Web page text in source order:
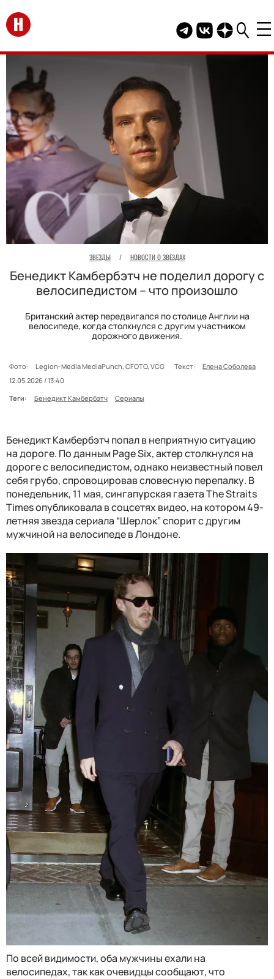
Перейти на главную
Telegram канал
Группа HELLO
Канал
ЗВЕЗДЫ / НОВОСТИ О ЗВЕЗДАХ
Бенедикт Камбербэтч не поделил дорогу с
велосипедистом – что произошло
Британский актер передвигался по столице Англии на
велосипеде, когда столкнулся с другим участником
дорожного движения.
Фото: Legion-Media MediaPunch, CFOTO, VCG Текст:
Елена Соболева
12.05.2026 / 13:40
Теги:
Бенедикт Камбербэтч Сериалы
Бенедикт Камбербэтч попал в неприятную ситуацию
на дороге. По данным Page Six, актер столкнулся на
дороге с велосипедистом, однако неизвестный повел
себя грубо, спровоцировав словесную перепалку. В
понедельник, 11 мая, сингапурская газета The Straits
Times опубликовала в соцсетях видео, на котором 49-
летняя звезда сериала “Шерлок” спорит с другим
мужчиной на велосипеде в Лондоне.
По всей видимости, оба мужчины ехали на
велосипедах, так как очевидцы сообщают, что